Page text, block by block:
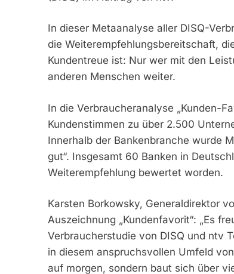
In dieser Metaanalyse aller DISQ-
die Weiterempfehlungsbereitschaft,
Kundentreue ist: Nur wer mit den
anderen Menschen weiter.
In die Verbraucheranalyse „Kunden-
Kundenstimmen zu über 2.500
Innerhalb der Bankenbranche wurde
gut“. Insgesamt 60 Banken in
Weiterempfehlung bewertet worden.
Karsten Borkowsky, Generaldirektor
Auszeichnung „Kundenfavorit“: „Es
Verbraucherstudie von DISQ und ntv
in diesem anspruchsvollen Umfeld
auf morgen, sondern baut sich über